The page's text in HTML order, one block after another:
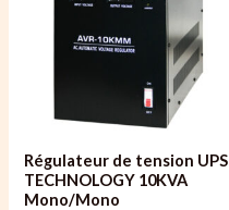
Régulateur de tension UPS
TECHNOLOGY 10KVA
Mono/Mono